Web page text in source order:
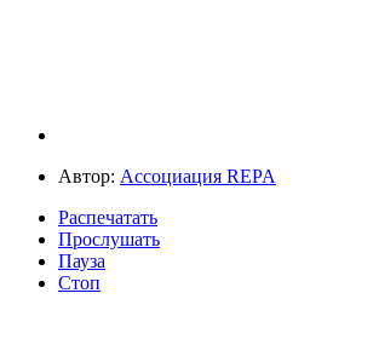
Автор: Ассоциация REPA
Распечатать
Прослушать
Пауза
Стоп